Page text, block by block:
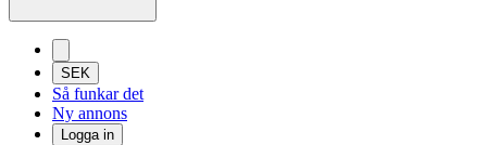
SEK
Så funkar det
Ny annons
Logga in